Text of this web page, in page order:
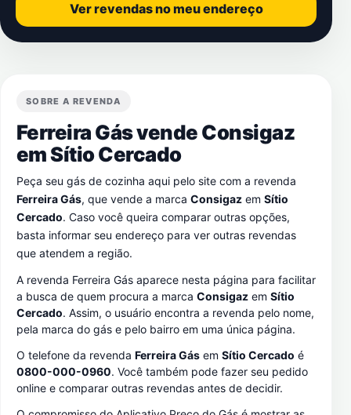
Ver revendas no meu endereço
SOBRE A REVENDA
Ferreira Gás vende Consigaz
emSítio Cercado
Peça seu gás de cozinha aqui pelo site com a revenda
Ferreira Gás, que vende a marca Consigaz em Sítio
Cercado. Caso você queira comparar outras opções,
basta informar seu endereço para ver outras revendas
que atendem a região.
A revenda Ferreira Gás aparece nesta página para facilitar
a busca de quem procura a marca Consigaz em Sítio
Cercado. Assim, o usuário encontra a revenda pelo nome,
pela marca do gás e pelo bairro em uma única página.
O telefone da revenda Ferreira Gás em Sítio Cercado é
0800-000-0960. Você também pode fazer seu pedido
online e comparar outras revendas antes de decidir.